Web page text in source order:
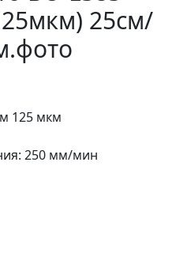
25см/
125 мкм
250 мм/мин